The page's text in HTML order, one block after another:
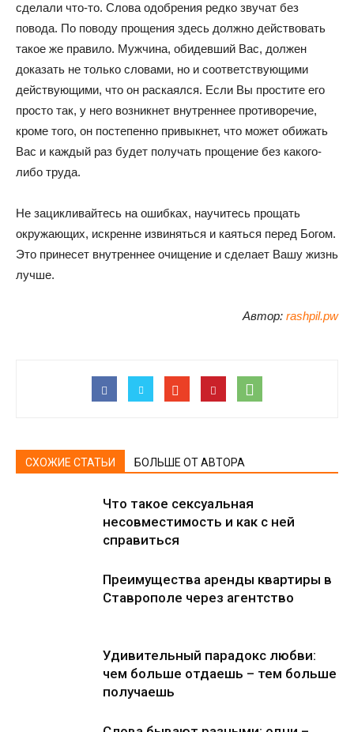
сделали что-то. Слова одобрения редко звучат без
повода. По поводу прощения здесь должно действовать
такое же правило. Мужчина, обидевший Вас, должен
доказать не только словами, но и соответствующими
действующими, что он раскаялся. Если Вы простите его
просто так, у него возникнет внутреннее противоречие,
кроме того, он постепенно привыкнет, что может обижать
Вас и каждый раз будет получать прощение без какого-
либо труда.
Не зацикливайтесь на ошибках, научитесь прощать
окружающих, искренне извиняться и каяться перед Богом.
Это принесет внутреннее очищение и сделает Вашу жизнь
лучше.
Автор: rashpil.pw
СХОЖИЕ СТАТЬИ БОЛЬШЕ ОТ АВТОРА
Что такое сексуальная
несовместимость и как с ней
справиться
Преимущества аренды квартиры в
Ставрополе через агентство
Удивительный парадокс любви:
чем больше отдаешь – тем больше
получаешь